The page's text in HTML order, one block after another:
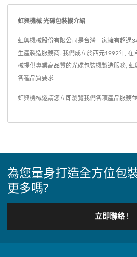
虹興機械 光碟包裝機介紹
虹興機械股份有限公司是台灣一家擁有超過
生產製造服務商. 我們成立於西元1992年, 在
械提供專業高品質的光碟包裝機製造服務, 虹
各種品質要求
虹興機械邀請您立即瀏覽我們各項產品服務並
為您量身打造全方位包
更多嗎?
立即聯絡 !